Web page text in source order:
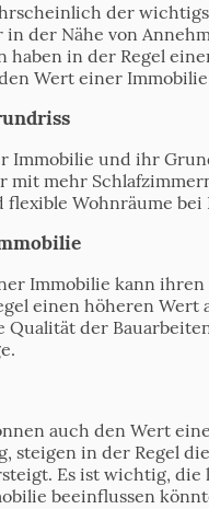
der
in der Nähe von
haben in der Regel
Wert einer
Immobilie und ihr
mit mehr
flexible Wohnräume
Immobilie kann
einen höheren Wert
Qualität der
auch den Wert
steigen in der Regel
Es ist wichtig,
beeinflussen